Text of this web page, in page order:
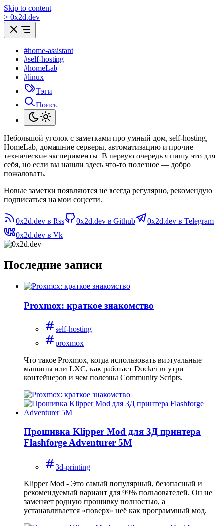
Skip to content
> 0x2d.dev
#home-assistant
#self-hosting
#homeLab
#linux
Тэги
Поиск
Небольшой уголок с заметками про умный дом, self-hosting,
HomeLab, домашние серверы, автоматизацию и прочие
технические эксперименты. В первую очередь я пишу это для
себя, но если вы нашли здесь что-то полезное — добро
пожаловать.
Новые заметки появляются не всегда регулярно, рекомендую
подписаться на мои соцсети.
0x2d.dev в Rss 0x2d.dev в Github
0x2d.dev в Telegram
0x2d.dev в Vk
Последние записи
Proxmox: краткое знакомство
self-hosting
proxmox
Что такое Proxmox, когда использовать виртуальные
машины или LXC, как работает Docker внутри
контейнеров и чем полезны Community Scripts.
Прошивка Klipper Mod для 3Д принтера
Flashforge Adventurer 5M
3d-printing
Klipper Mod - Это самый популярный, безопасный и
рекомендуемый вариант для 99% пользователей. Он не
заменяет родную прошивку полностью, а
устанавливается «поверх» неё как программный мод.